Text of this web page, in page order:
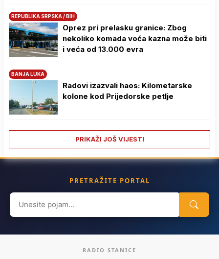
REPUBLIKA SRPSKA / BIH
Oprez pri prelasku granice: Zbog
nekoliko komada voća kazna može biti
i veća od 13.000 evra
BANJA LUKA
Radovi izazvali haos: Kilometarske
kolone kod Prijedorske petlje
PRIKAŽI JOŠ VIJESTI
PRETRAŽITE PORTAL
Search
for:
RADIO STANICE